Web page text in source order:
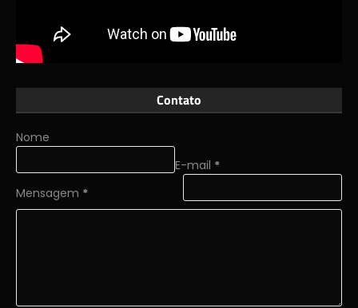
Contato
Nome
E-mail *
Mensagem *